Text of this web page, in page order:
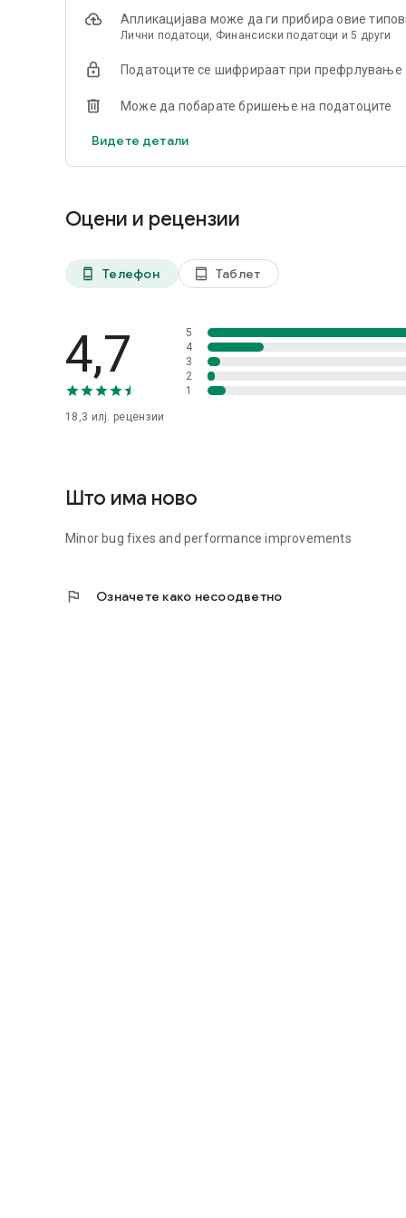
кога сакате и каде и да сте. За подобра игра.
Апликацијава може да ги прибира овие
Лични податоци, Финансиски податоци и 5 други
Податоците се шифрираат при префрлување
Може да побарате бришење на податоците
Видете детали
Оцени и рецензии
phone_android Телефон tablet_android Таблет
4,7
18,3 илј. рецензии
5
4
3
2
1
Што има ново
Minor bug fixes and performance improvements
flag Означете како несоодветно